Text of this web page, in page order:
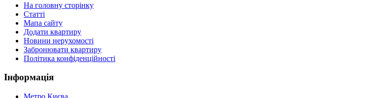
На головну сторінку
Статті
Мапа сайту
Додати квартиру
Новини нерухомості
Забронювати квартиру
Політика конфіденційності
Інформація
Метро Києва